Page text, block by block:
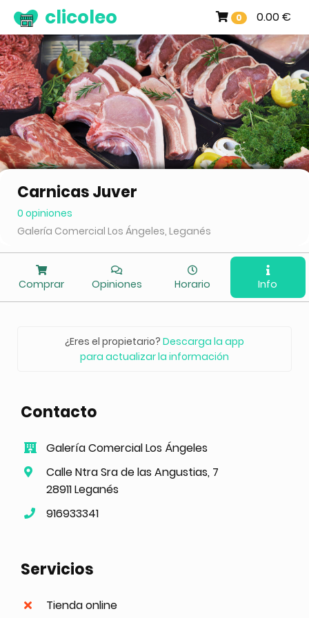
0 0.00 €
clicoleo
Carnicas Juver
0 opiniones
Galería Comercial Los Ángeles, Leganés
Comprar Opiniones Horario Info
¿Eres el propietario? Descarga la app
para actualizar la información
Contacto
Galería Comercial Los Ángeles
Calle Ntra Sra de las Angustias, 7
28911 Leganés
916933341
Servicios
Tienda online